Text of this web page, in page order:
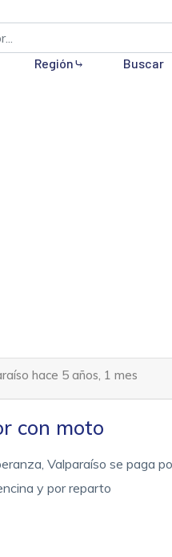
Región⤷ Buscar
hace 5 años, 1 mes
con moto
Valparaíso se paga
y por reparto